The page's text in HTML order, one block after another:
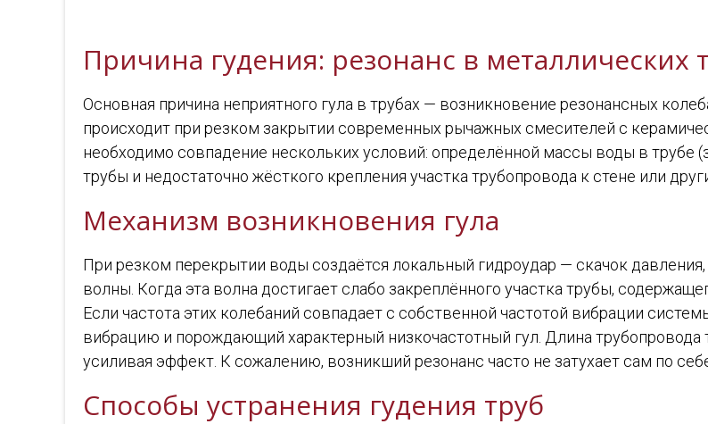
Причина гудения: резонанс в металлических
Основная причина неприятного гула в трубах — возникновение резонансных
происходит при резком закрытии современных рычажных смесителей с
необходимо совпадение нескольких условий: определённой массы воды в трубе
трубы и недостаточно жёсткого крепления участка трубопровода к стене или
Механизм возникновения гула
При резком перекрытии воды создаётся локальный гидроудар — скачок
волны. Когда эта волна достигает слабо закреплённого участка трубы,
Если частота этих колебаний совпадает с собственной частотой вибрации
вибрацию и порождающий характерный низкочастотный гул. Длина трубопровода
усиливая эффект. К сожалению, возникший резонанс часто не затухает сам по
Способы устранения гудения труб